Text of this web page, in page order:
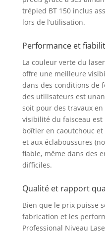
trépied BT 150 inclus
lors de l’utilisation.
Performance et
La couleur verte du
offre une meilleure
dans des conditions de
des utilisateurs est
soit pour des travaux
visibilité du faisceau est
boîtier en caoutchouc
et aux éclaboussures
fiable, même dans des
difficiles.
Qualité et rapport
Bien que le prix puisse
fabrication et les
Professional Niveau